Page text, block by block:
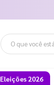
Eleições 2026